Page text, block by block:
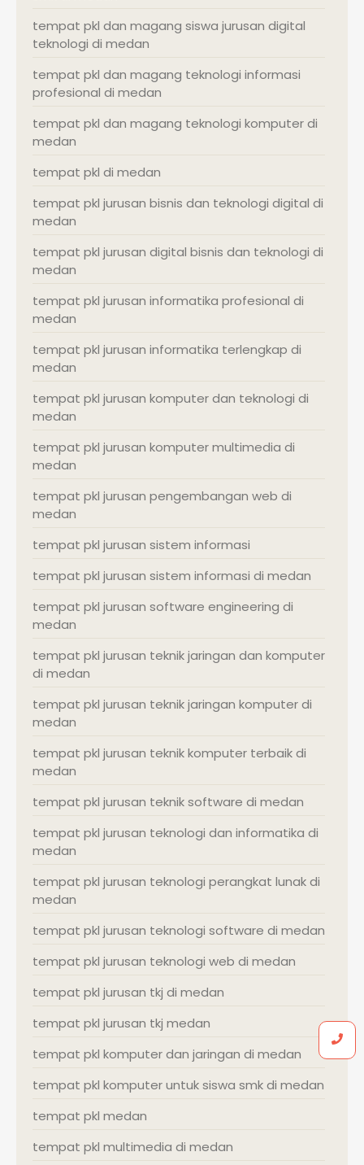
tempat pkl dan magang siswa jurusan digital
teknologi di medan
tempat pkl dan magang teknologi informasi
profesional di medan
tempat pkl dan magang teknologi komputer di
medan
tempat pkl di medan
tempat pkl jurusan bisnis dan teknologi digital di
medan
tempat pkl jurusan digital bisnis dan teknologi di
medan
tempat pkl jurusan informatika profesional di
medan
tempat pkl jurusan informatika terlengkap di
medan
tempat pkl jurusan komputer dan teknologi di
medan
tempat pkl jurusan komputer multimedia di
medan
tempat pkl jurusan pengembangan web di
medan
tempat pkl jurusan sistem informasi
tempat pkl jurusan sistem informasi di medan
tempat pkl jurusan software engineering di
medan
tempat pkl jurusan teknik jaringan dan komputer
di medan
tempat pkl jurusan teknik jaringan komputer di
medan
tempat pkl jurusan teknik komputer terbaik di
medan
tempat pkl jurusan teknik software di medan
tempat pkl jurusan teknologi dan informatika di
medan
tempat pkl jurusan teknologi perangkat lunak di
medan
tempat pkl jurusan teknologi software di medan
tempat pkl jurusan teknologi web di medan
tempat pkl jurusan tkj di medan
tempat pkl jurusan tkj medan
tempat pkl komputer dan jaringan di medan
tempat pkl komputer untuk siswa smk di medan
tempat pkl medan
tempat pkl multimedia di medan